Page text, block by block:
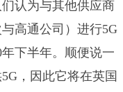
认为与其他供应商
高通公司）进行5G
下半年。顺便说一
，因此它将在英国